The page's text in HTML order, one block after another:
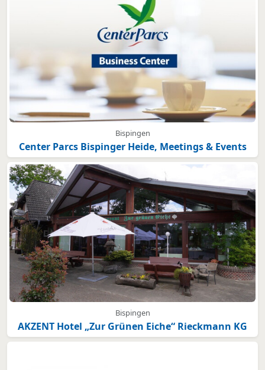
Bispingen
Center Parcs Bispinger Heide, Meetings & Events
Bispingen
AKZENT Hotel „Zur Grünen Eiche“ Rieckmann KG